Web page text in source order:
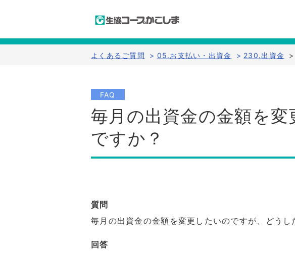
よくあるご質問 > 05.お支払い・出資金 > 230.出資金 >
FAQ
毎月の出資金の金額を
ですか？
質問
毎月の出資金の金額を変更したいのですが、どうし
回答